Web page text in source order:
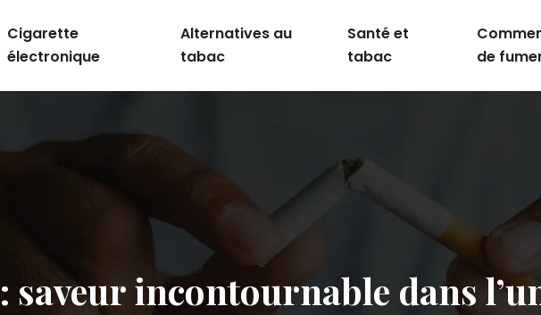
Cigarette
électronique
Alternatives au
tabac
Santé et
tabac
de
saveur incontournable dans